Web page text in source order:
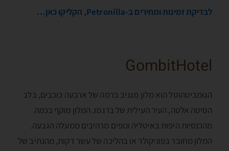
לבדיקת זמינות ומחירים ב-Petronilla, הקליקו כאן…
GombitHotel
הגומביטהוטל הוא מלון מגניב ברמה של ארבעה כוכבים, בלב
הסיטה אלטה, העיר העילית של ברגמו. המלון מוקף בכמה
מהכנסיות היפות באיטליה ונופים מרהיבים ממעלה הגבעה.
המלון מחובר בפוניקולר או בהליכה של עשר דקות, מהנתיב של